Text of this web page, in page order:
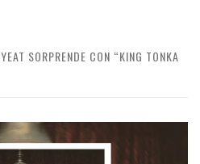
YEAT SORPRENDE CON “KING TONKA